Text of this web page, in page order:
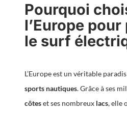
Pourquoi
l’Europe
le surf
L’Europe est un véritable
sports nautiques. Grâce à ses
côteset ses nombreux lacs, elle